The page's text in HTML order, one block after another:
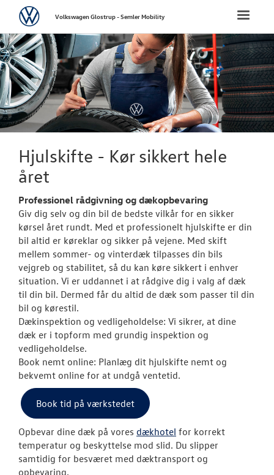
FORSIDE
NYE
NYE VAREBILER
BRUGTE BILER
Bestil tid på
Koncepter og
Volkswagen
Service 5+ til
Volkswagen
VW Connect
Toggle
VolkswagenVolkswagen Glostrup - Semler Mobility
Hjulskifte - Kør sikkert hele
året
Professionel rådgivning og dækopbevaring
Giv dig selv og din bil de bedste vilkår for en sikker
kørsel året rundt. Med et professionelt hjulskifte er din
bil altid er køreklar og sikker på vejene. Med skift
mellem sommer- og vinterdæk tilpasses din bils
vejgreb og stabilitet, så du kan køre sikkert i enhver
situation. Vi er uddannet i at rådgive dig i valg af dæk
til din bil. Dermed får du altid de dæk som passer til din
bil og kørestil.
Dækinspektion og vedligeholdelse: Vi sikrer, at dine
dæk er i topform med grundig inspektion og
vedligeholdelse.
Book nemt online: Planlæg dit hjulskifte nemt og
bekvemt online for at undgå ventetid.
Book tid på værkstedet
Opbevar dine dæk på vores dækhotel for korrekt
temperatur og beskyttelse mod slid. Du slipper
samtidig for besværet med dæktransport og
opbevaring.